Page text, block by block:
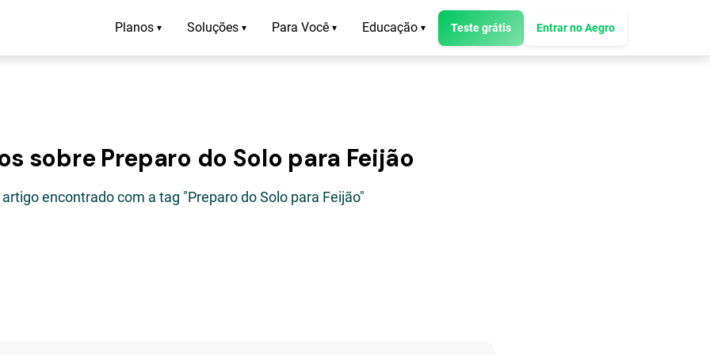
Planos ▾ Soluções ▾ Para Você ▾ Educação ▾ Teste grátis Entrar no Aegro
sobre Preparo do Solo para Feijão
artigo encontrado com a tag "Preparo do Solo para Feijão"